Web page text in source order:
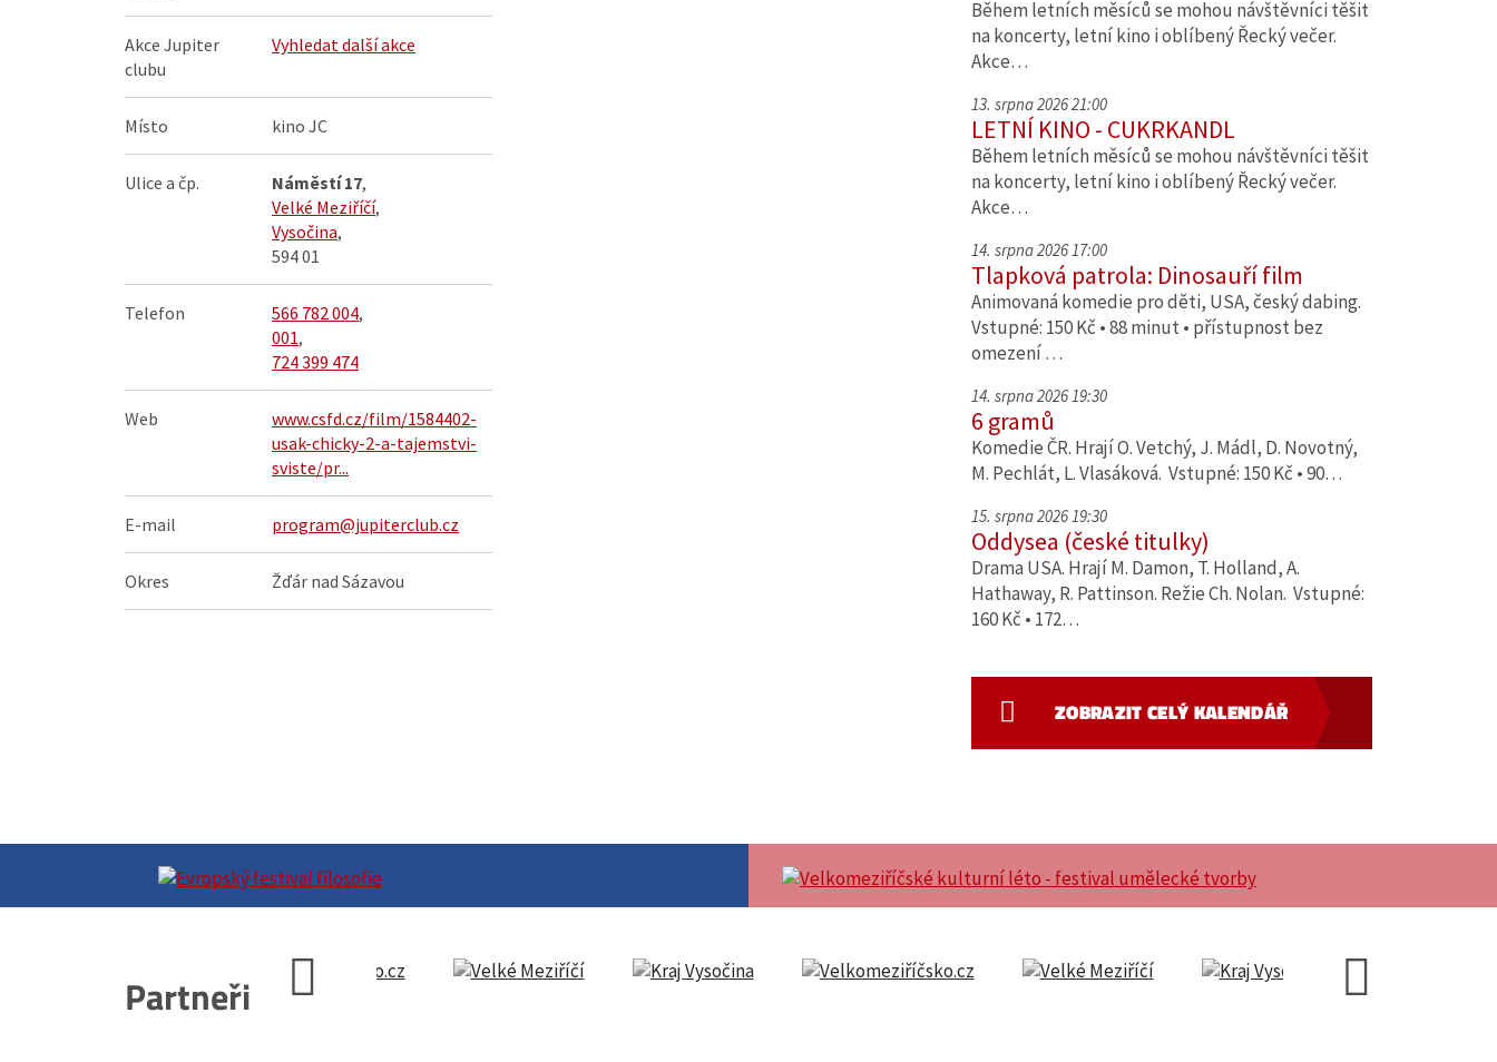
Akce Jupiter
clubu
Vyhledat další akce
Místo kino JC
Ulice a čp. Náměstí 17,
Velké Meziříčí,
Vysočina,
594 01
Telefon 566 782 004,
001,
724 399 474
Web
www.csfd.cz/film/1584402-
usak-chicky-2-a-tajemstvi-
sviste/pr...
E-mail program@jupiterclub.cz
Okres Žďár nad Sázavou
Během letních měsíců se mohou návštěvníci těšit
na koncerty, letní kino i oblíbený Řecký večer.
Akce…
13. srpna 2026 21:00
LETNÍ KINO - CUKRKANDL
Během letních měsíců se mohou návštěvníci těšit
na koncerty, letní kino i oblíbený Řecký večer.
Akce…
14. srpna 2026 17:00
Tlapková patrola: Dinosauří film
Animovaná komedie pro děti, USA, český dabing.
Vstupné: 150 Kč • 88 minut • přístupnost bez
omezení …
14. srpna 2026 19:30
6 gramů
Komedie ČR. Hrají O. Vetchý, J. Mádl, D. Novotný,
M. Pechlát, L. Vlasáková. Vstupné: 150 Kč • 90…
15. srpna 2026 19:30
Oddysea (české titulky)
Drama USA. Hrají M. Damon, T. Holland, A.
Hathaway, R. Pattinson. Režie Ch. Nolan. Vstupné:
160 Kč • 172…
ZOBRAZIT CELÝ KALENDÁŘ
Partneři